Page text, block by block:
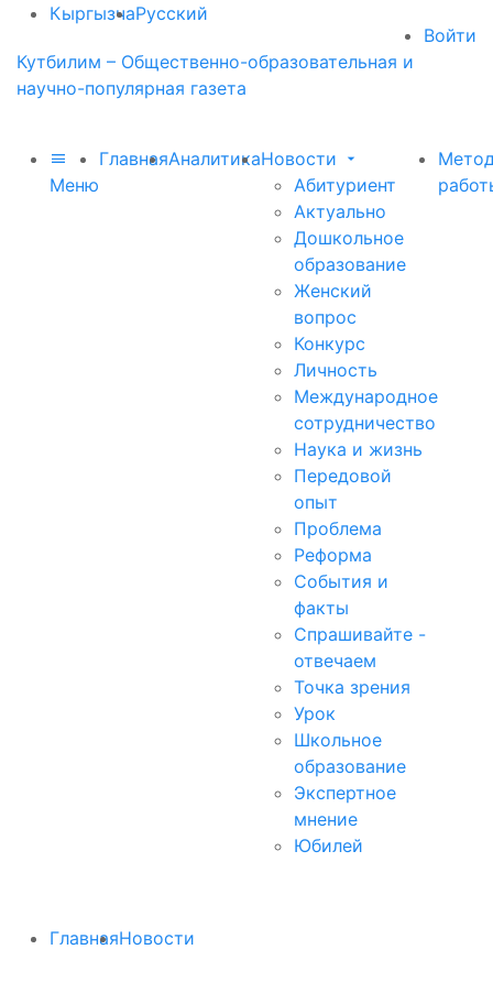
КыргызчаРусский
Войти
Кутбилим – Общественно-образовательная и
научно-популярная газета
Меню
ГлавнаяАналитикаНовости
Абитуриент
Актуально
Дошкольное
образование
Женский
вопрос
Конкурс
Личность
Международное
сотрудничество
Наука и жизнь
Передовой
опыт
Проблема
Реформа
События и
факты
Спрашивайте -
отвечаем
Точка зрения
Урок
Школьное
образование
Экспертное
мнение
Юбилей
ГлавнаяНовости